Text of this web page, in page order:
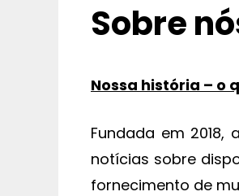
Sobre
Nossa história – o
Fundada em
notícias sobre
fornecimento de